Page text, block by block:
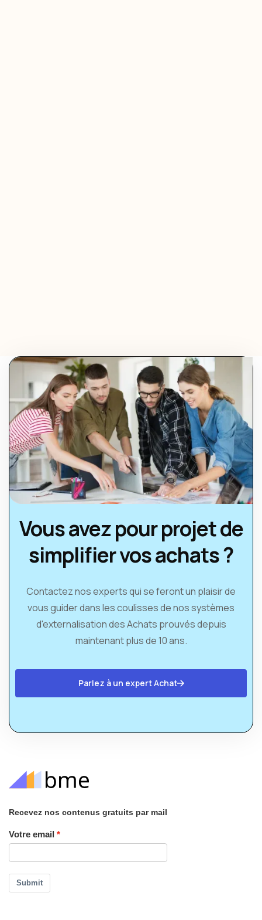
Vous avez pour projet de
simplifier vos achats ?
Contactez nos experts qui se feront un plaisir de
vous guider dans les coulisses de nos systèmes
d'externalisation des Achats prouvés depuis
maintenant plus de 10 ans.
Parlez à un expert Achat
Recevez nos contenus gratuits par mail
Votre email
Submit